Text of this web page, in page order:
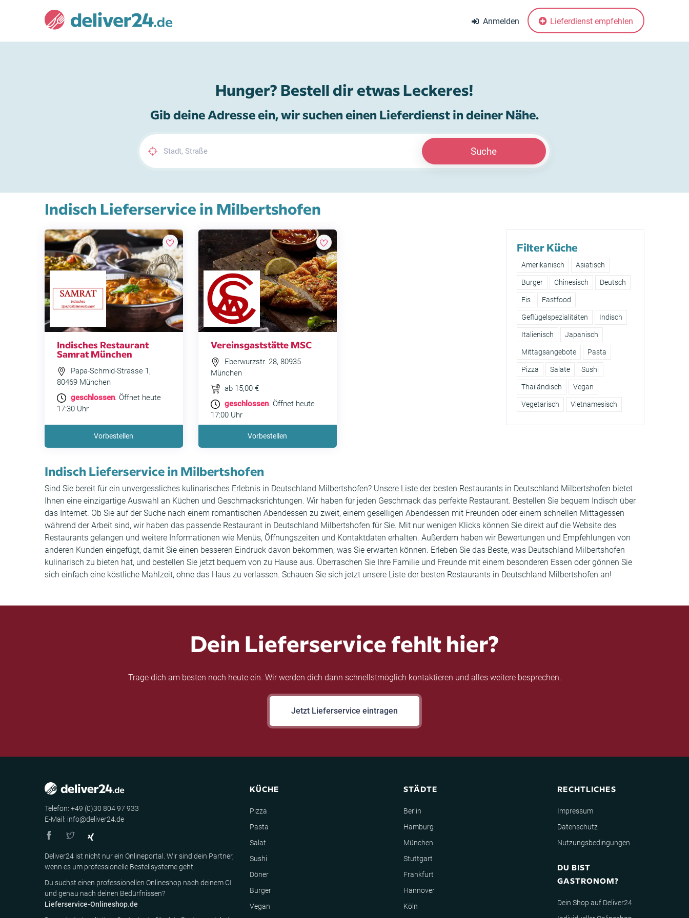
Anmelden Lieferdienst empfehlen
Hunger? Bestell dir etwas Leckeres!
Gib deine Adresse ein, wir suchen einen Lieferdienst in deiner Nähe.
Suche
Indisch Lieferservice in Milbertshofen
Indisches Restaurant
Samrat München
Papa-Schmid-Strasse 1,
80469 München
geschlossen. Öffnet heute
17:30 Uhr
Vorbestellen
Vereinsgaststätte MSC
Eberwurzstr. 28, 80935
München
ab 15,00 €
geschlossen. Öffnet heute
17:00 Uhr
Vorbestellen
Filter Küche
Amerikanisch Asiatisch
Burger Chinesisch Deutsch
Eis Fastfood
Geflügelspezialitäten Indisch
Italienisch Japanisch
Mittagsangebote Pasta
Pizza Salate Sushi
Thailändisch Vegan
Vegetarisch Vietnamesisch
Indisch Lieferservice in Milbertshofen
Sind Sie bereit für ein unvergessliches kulinarisches Erlebnis in Deutschland Milbertshofen? Unsere Liste der besten Restaurants in Deutschland Milbertshofen bietet
Ihnen eine einzigartige Auswahl an Küchen und Geschmacksrichtungen. Wir haben für jeden Geschmack das perfekte Restaurant. Bestellen Sie bequem Indisch über
das Internet. Ob Sie auf der Suche nach einem romantischen Abendessen zu zweit, einem geselligen Abendessen mit Freunden oder einem schnellen Mittagessen
während der Arbeit sind, wir haben das passende Restaurant in Deutschland Milbertshofen für Sie. Mit nur wenigen Klicks können Sie direkt auf die Website des
Restaurants gelangen und weitere Informationen wie Menüs, Öffnungszeiten und Kontaktdaten erhalten. Außerdem haben wir Bewertungen und Empfehlungen von
anderen Kunden eingefügt, damit Sie einen besseren Eindruck davon bekommen, was Sie erwarten können. Erleben Sie das Beste, was Deutschland Milbertshofen
kulinarisch zu bieten hat, und bestellen Sie jetzt bequem von zu Hause aus. Überraschen Sie Ihre Familie und Freunde mit einem besonderen Essen oder gönnen Sie
sich einfach eine köstliche Mahlzeit, ohne das Haus zu verlassen. Schauen Sie sich jetzt unsere Liste der besten Restaurants in Deutschland Milbertshofen an!
Dein Lieferservice fehlt hier?
Trage dich am besten noch heute ein. Wir werden dich dann schnellstmöglich kontaktieren und alles weitere besprechen.
Jetzt Lieferservice eintragen
Telefon: +49 (0)30 804 97 933
E-Mail: info@deliver24.de
Deliver24 ist nicht nur ein Onlineportal. Wir sind dein Partner,
wenn es um professionelle Bestellsysteme geht.
Du suchst einen professionellen Onlineshop nach deinem CI
und genau nach deinen Bedürfnissen?
Lieferservice-Onlineshop.de
KÜCHE
Pizza
Pasta
Salat
Sushi
Döner
Burger
Vegan
STÄDTE
Berlin
Hamburg
München
Stuttgart
Frankfurt
Hannover
Köln
RECHTLICHES
Impressum
Datenschutz
Nutzungsbedingungen
DU BIST
GASTRONOM?
Dein Shop auf Deliver24